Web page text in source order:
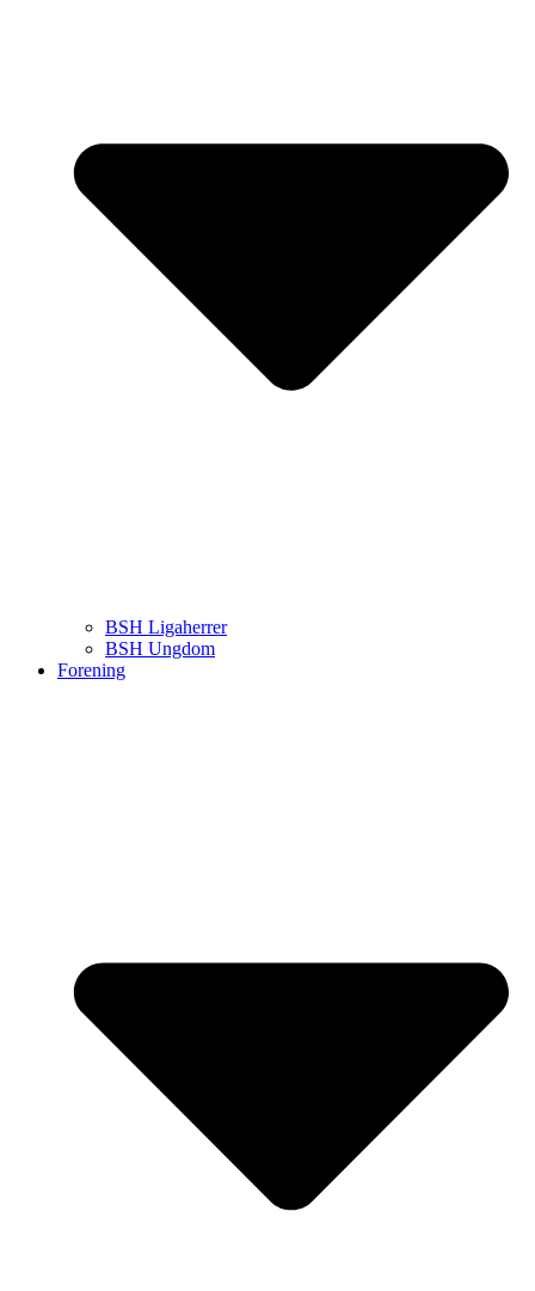
BSH Ligaherrer
BSH Ungdom
Forening